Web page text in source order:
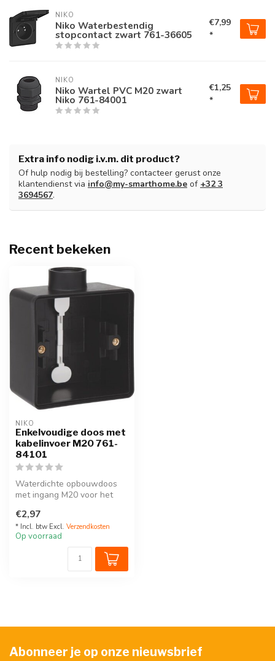
NIKO
Niko Waterbestendig
stopcontact zwart 761-36605
€7,99
*
NIKO
Niko Wartel PVC M20 zwart
Niko 761-84001
€1,25
*
Extra info nodig i.v.m. dit product?
Of hulp nodig bij bestelling? contacteer gerust onze
klantendienst via info@my-smarthome.be of +32 3
3694567.
Recent bekeken
NIKO
Enkelvoudige doos met
kabelinvoer M20 761-
84101
Waterdichte opbouwdoos
met ingang M20 voor het
Niko H...
€2,97
* Incl. btw Excl. Verzendkosten
Op voorraad
Abonneer je op onze nieuwsbrief